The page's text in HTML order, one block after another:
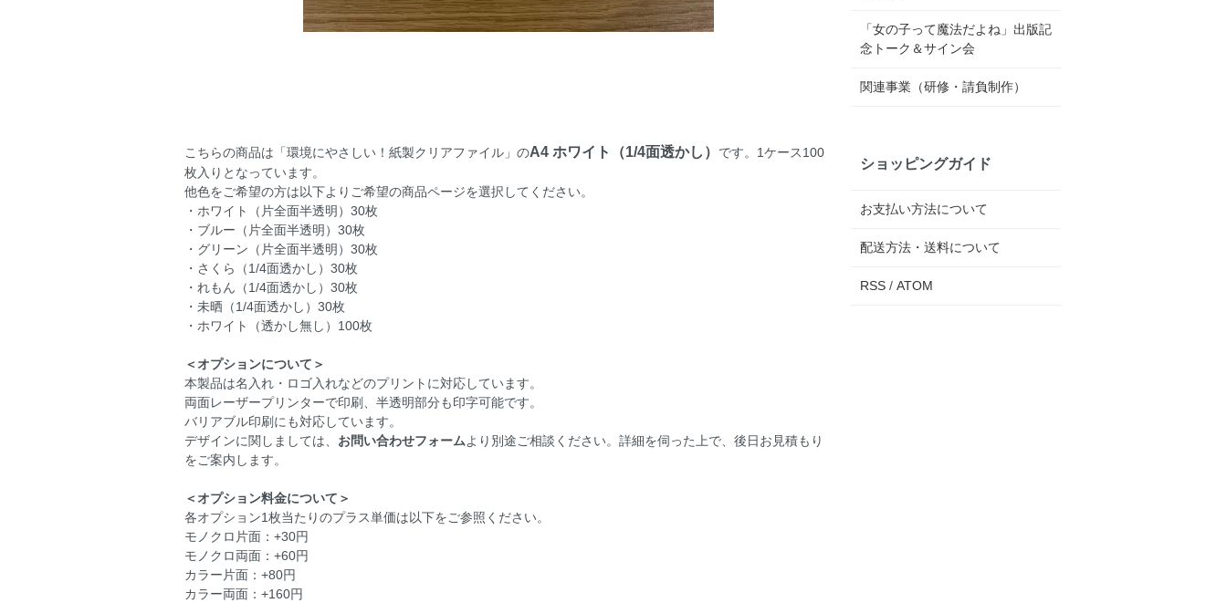
こちらの商品は「環境にやさしい！紙製クリアファイル」のA4 ホワイト（1/4面透かし） です。1ケース100
枚入りとなっています。
他色をご希望の方は以下よりご希望の商品ページを選択してください。
・ホワイト（片全面半透明）30枚
・ブルー（片全面半透明）30枚
・グリーン（片全面半透明）30枚
・さくら（1/4面透かし）30枚
・れもん（1/4面透かし）30枚
・未晒（1/4面透かし）30枚
・ホワイト（透かし無し）100枚
＜オプションについて＞
本製品は名入れ・ロゴ入れなどのプリントに対応しています。
両面レーザープリンターで印刷、半透明部分も印字可能です。
バリアブル印刷にも対応しています。
デザインに関しましては、 お問い合わせフォームより別途ご相談ください。詳細を伺った上で、後日お見積もり
をご案内します。
＜オプション料金について＞
各オプション1枚当たりのプラス単価は以下をご参照ください。
モノクロ片面：+30円
モノクロ両面：+60円
カラー片面：+80円
カラー両面：+160円
「女の子って魔法だよね」出版記
念トーク＆サイン会
関連事業（研修・請負制作）
ショッピングガイド
お支払い方法について
配送方法・送料について
RSS / ATOM